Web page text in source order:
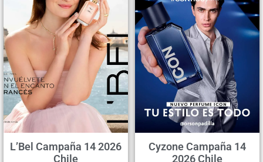
L’Bel Campaña 14 2026
Chile
Cyzone Campaña 14
2026 Chile